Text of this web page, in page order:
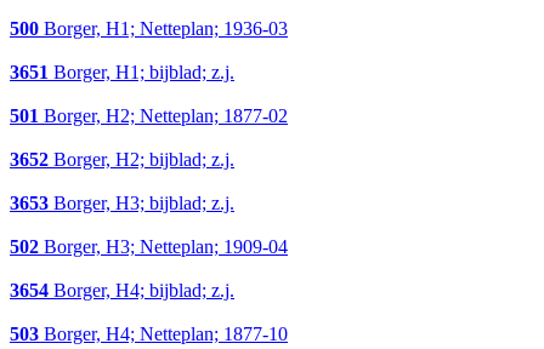
500 Borger, H1; Netteplan; 1936-03
3651 Borger, H1; bijblad; z.j.
501 Borger, H2; Netteplan; 1877-02
3652 Borger, H2; bijblad; z.j.
3653 Borger, H3; bijblad; z.j.
502 Borger, H3; Netteplan; 1909-04
3654 Borger, H4; bijblad; z.j.
503 Borger, H4; Netteplan; 1877-10